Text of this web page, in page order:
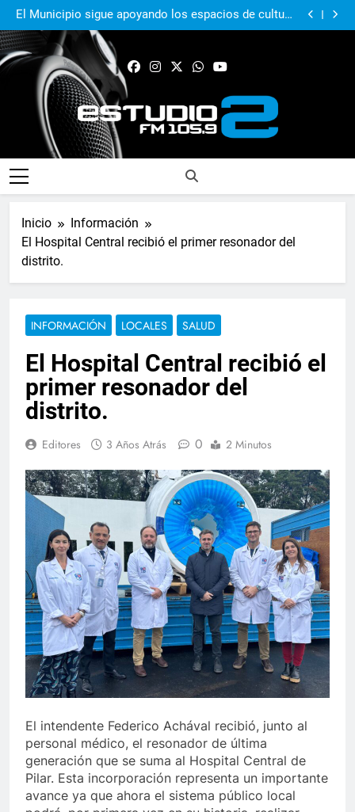
su primer aniversario
El Municipio sigue apoyando los espacios de cultura
e identidad
Real Pilar sumó en Quilmes y sigue firme en zona de
Murió Jorge Messi, el papá del 10 de la selección
El Municipio acompañó al Centro Papa Francisco en
su primer aniversario
El Municipio sigue apoyando los espacios de cultura
Real Pilar sumó en Quilmes y sigue firme en zona de
Reducido
Murió Jorge Messi, el papá del 10 de la selección
argentina
FM Estudio 2
Inicio
Información
El Hospital Central recibió el primer resonador del
distrito.
INFORMACIÓN LOCALES SALUD
El Hospital Central recibió el
primer resonador del
distrito.
Editores 3 Años Atrás 0 2 Minutos
El intendente Federico Achával recibió, junto al
personal médico, el resonador de última
generación que se suma al Hospital Central de
Pilar. Esta incorporación representa un importante
avance ya que ahora el sistema público local